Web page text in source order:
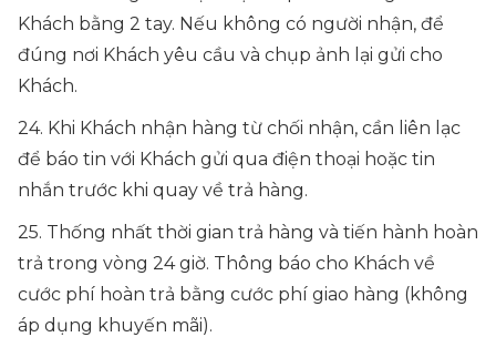
Khách bằng 2 tay. Nếu không có người nhận, để
đúng nơi Khách yêu cầu và chụp ảnh lại gửi cho
Khách.
24. Khi Khách nhận hàng từ chối nhận, cần liên lạc
để báo tin với Khách gửi qua điện thoại hoặc tin
nhắn trước khi quay về trả hàng.
25. Thống nhất thời gian trả hàng và tiến hành hoàn
trả trong vòng 24 giờ. Thông báo cho Khách về
cước phí hoàn trả bằng cước phí giao hàng (không
áp dụng khuyến mãi).